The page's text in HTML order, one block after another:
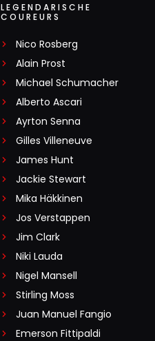
LEGENDARISCHE
COUREURS
Nico Rosberg
Alain Prost
Michael Schumacher
Alberto Ascari
Ayrton Senna
Gilles Villeneuve
James Hunt
Jackie Stewart
Mika Häkkinen
Jos Verstappen
Jim Clark
Niki Lauda
Nigel Mansell
Stirling Moss
Juan Manuel Fangio
Emerson Fittipaldi